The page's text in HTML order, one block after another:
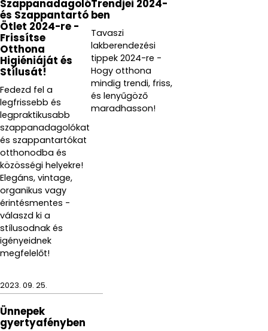
Szappanadagoló
és Szappantartó
Ötlet 2024-re -
Frissítse
Otthona
Higiéniáját és
Stílusát!
Fedezd fel a
legfrissebb és
legpraktikusabb
szappanadagolókat
és szappantartókat
otthonodba és
közösségi helyekre!
Elegáns, vintage,
organikus vagy
érintésmentes -
válaszd ki a
stílusodnak és
igényeidnek
megfelelőt!
Trendjei 2024-
ben
Tavaszi
lakberendezési
tippek 2024-re -
Hogy otthona
mindig trendi, friss,
és lenyűgöző
maradhasson!
2023. 09. 25.
Ünnepek
gyertyafényben